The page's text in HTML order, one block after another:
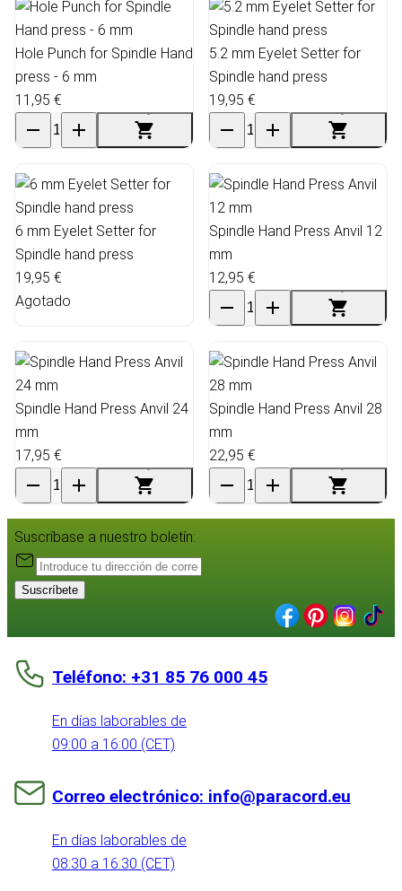
Hole Punch for Spindle Hand
press - 6 mm
11,95 €
5.2 mm Eyelet Setter for
Spindle hand press
19,95 €
6 mm Eyelet Setter for
Spindle hand press
19,95 €
Agotado
Spindle Hand Press Anvil 12
mm
12,95 €
Spindle Hand Press Anvil 24
mm
17,95 €
Spindle Hand Press Anvil 28
mm
22,95 €
Suscríbase a nuestro boletín:
Suscríbete
Teléfono: +31 85 76 000 45
En días laborables de
09:00 a 16:00 (CET)
Correo electrónico: info@paracord.eu
En días laborables de
08:30 a 16:30 (CET)